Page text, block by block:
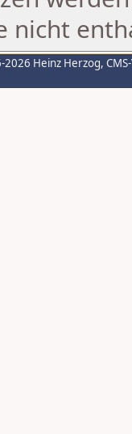
nicht
Heinz Herzog,